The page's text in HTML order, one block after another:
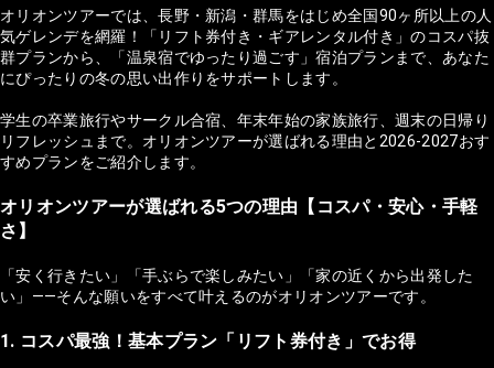
オリオンツアーでは、長野・新潟・群馬をはじめ全国90ヶ所以上の人
気ゲレンデを網羅！「リフト券付き・ギアレンタル付き」のコスパ抜
群プランから、「温泉宿でゆったり過ごす」宿泊プランまで、あなた
にぴったりの冬の思い出作りをサポートします。
学生の卒業旅行やサークル合宿、年末年始の家族旅行、週末の日帰り
リフレッシュまで。オリオンツアーが選ばれる理由と2026-2027おす
すめプランをご紹介します。
オリオンツアーが選ばれる5つの理由【コスパ・安心・手軽
さ】
「安く行きたい」「手ぶらで楽しみたい」「家の近くから出発した
い」——そんな願いをすべて叶えるのがオリオンツアーです。
1. コスパ最強！基本プラン「リフト券付き」でお得